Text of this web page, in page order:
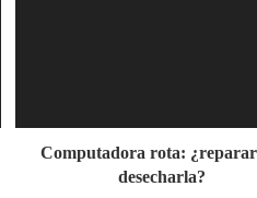
Computadora rota:
desecharla?